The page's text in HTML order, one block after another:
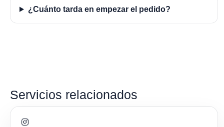
¿Cuánto tarda en empezar el pedido?
Servicios relacionados